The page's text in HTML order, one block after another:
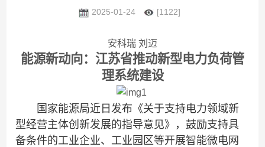
2025-01-24 [1122]
安科瑞 刘迈
能源新动向：江苏省推动新型电力负荷管
理系统建设
国家能源局近日发布《关于支持电力领域新
型经营主体创新发展的指导意见》，鼓励支持具
备条件的工业企业、工业园区等开展智能微电网